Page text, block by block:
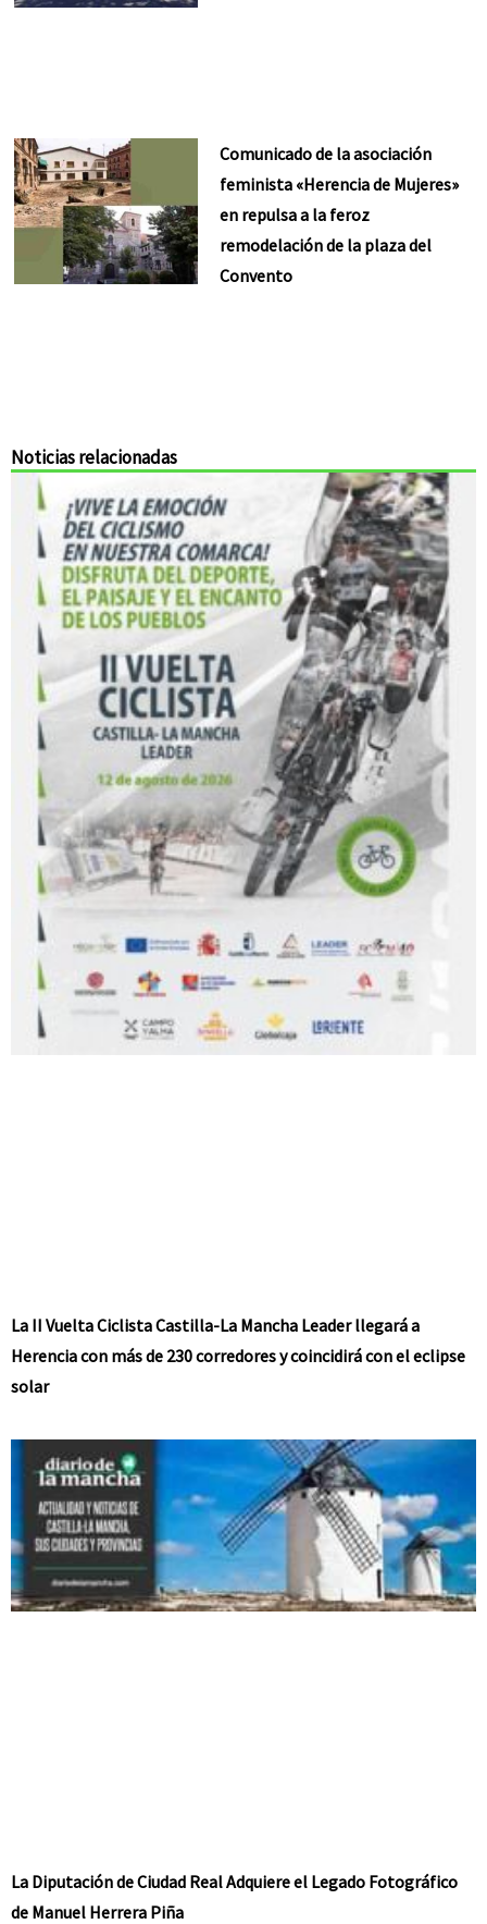
Comunicado de la asociación
feminista «Herencia de Mujeres»
en repulsa a la feroz
remodelación de la plaza del
Convento
Noticias relacionadas
La II Vuelta Ciclista Castilla-La Mancha Leader llegará a
Herencia con más de 230 corredores y coincidirá con el eclipse
solar
La Diputación de Ciudad Real Adquiere el Legado Fotográfico
de Manuel Herrera Piña